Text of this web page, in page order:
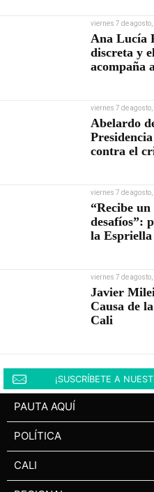
viernes 7 de
Ana Lucía
discreta y
acompaña
viernes 7 de
Abelardo
contra el
viernes 7 de
“Recibe
desafíos”:
la Espriella
viernes 7 de
Javier
Causa de
Cali
¡SUSCRÍBETE A
PAUTA AQUÍ
POLÍTICA
CALI